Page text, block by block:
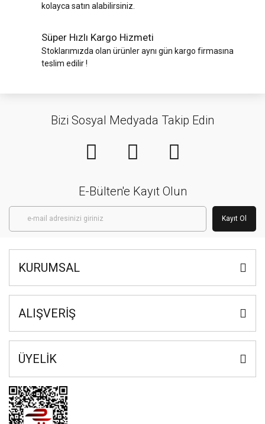
kolayca satın alabilirsiniz.
Süper Hızlı Kargo Hizmeti
Stoklarımızda olan ürünler aynı gün kargo firmasına
teslim edilir !
Bizi Sosyal Medyada Takip Edin
E-Bülten'e Kayıt Olun
Kayıt Ol
KURUMSAL
ALIŞVERİŞ
ÜYELİK